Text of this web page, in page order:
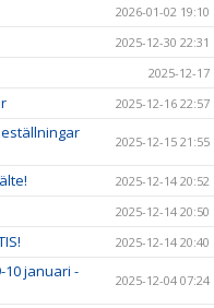
2026-01-02 19:10
2025-12-30 22:31
2025-12-17
2025-12-16 22:57
2025-12-15 21:55
2025-12-14 20:52
2025-12-14 20:50
2025-12-14 20:40
januari -
2025-12-04 07:24